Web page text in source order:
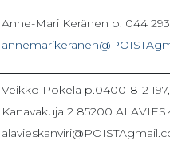
Anne-Mari Keränen p. 044
Veikko Pokela p.0400-812
Kanavakuja 2 85200